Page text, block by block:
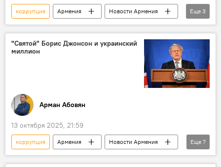
коррупция Армения
Новости Армения
Общество
Политика омбудсмен
Еще 3
"Святой" Борис Джонсон и украинский
миллион
Арман Абовян
13 октября 2025, 21:59
коррупция Армения
Новости Армения
Великобритания
Украина
Еще 7